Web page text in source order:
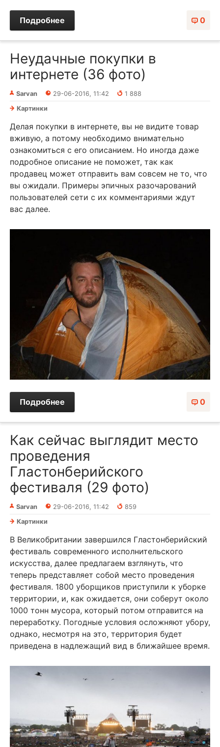
0
Подробнее
Неудачные покупки в
интернете (36 фото)
Sarvan 29-06-2016, 11:42
1 888
Картинки
Делая покупки в интернете, вы не видите товар
вживую, а потому необходимо внимательно
ознакомиться с его описанием. Но иногда даже
подробное описание не поможет, так как
продавец может отправить вам совсем не то, что
вы ожидали. Примеры эпичных разочарований
пользователей сети с их комментариями ждут
вас далее.
0
Подробнее
Как сейчас выглядит место
проведения
Гластонберийского
фестиваля (29 фото)
Sarvan 29-06-2016, 11:42
859
Картинки
В Великобритании завершился Гластонберийский
фестиваль современного исполнительского
искусства, далее предлагаем взглянуть, что
теперь представляет собой место проведения
фестиваля. 1800 уборщиков приступили к уборке
территории, и, как ожидается, они соберут около
1000 тонн мусора, который потом отправится на
переработку. Погодные условия осложняют убору,
однако, несмотря на это, территория будет
приведена в надлежащий вид в ближайшее время.